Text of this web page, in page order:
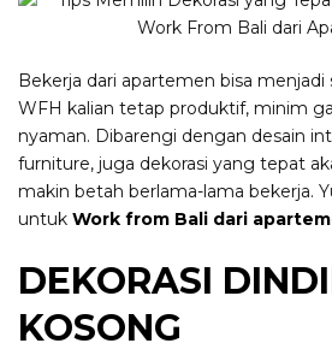
Bekerja dari apartemen bisa
WFH kalian tetap produktif, minim
nyaman. Dibarengi dengan desain
furniture, juga dekorasi yang tepat
makin betah berlama-lama bekerja.
untuk Work from Bali dari
DEKORASI
KOSONG